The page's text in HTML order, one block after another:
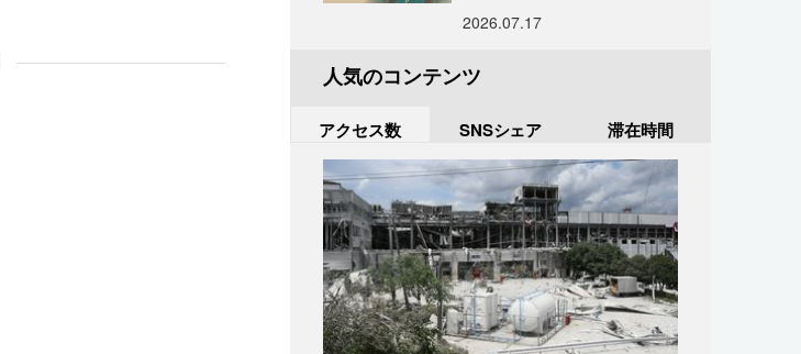
2026.07.17
人気のコンテンツ
アクセス数 SNSシェア 滞在時間